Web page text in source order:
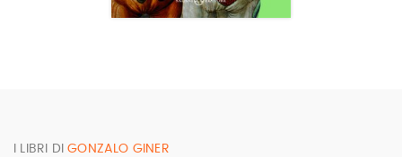
I LIBRI DIGONZALO GINER